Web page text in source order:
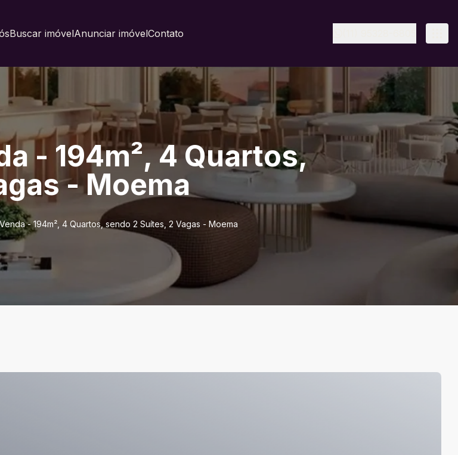
Buscar imóvelAnunciar imóvelContato
- 194m², 4 Quartos,
- Moema
- 194m², 4 Quartos, sendo 2 Suítes, 2 Vagas - Moema